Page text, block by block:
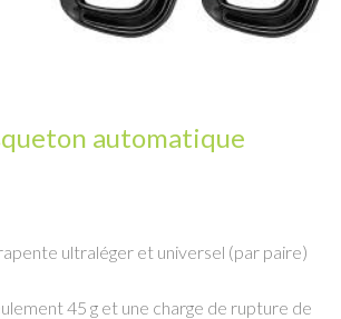
automatique
ultraléger et universel (par paire)
45 g et une charge de rupture de